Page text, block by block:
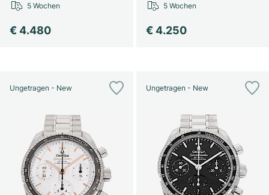
€ 4.480
5 Wochen
€ 4.250
5 Wochen
Ungetragen - New Ungetragen - New